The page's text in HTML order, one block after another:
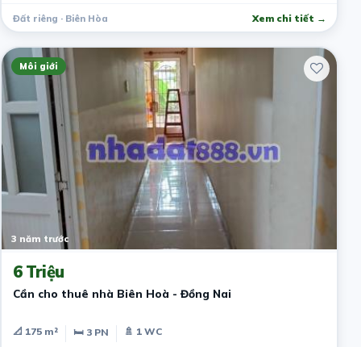
Đất riêng · Biên Hòa Xem chi tiết →
Môi giới
3 năm trước
6 Triệu
Cần cho thuê nhà Biên Hoà - Đồng Nai
📐 175 m² 🛏 3 PN
🚿 1 WC